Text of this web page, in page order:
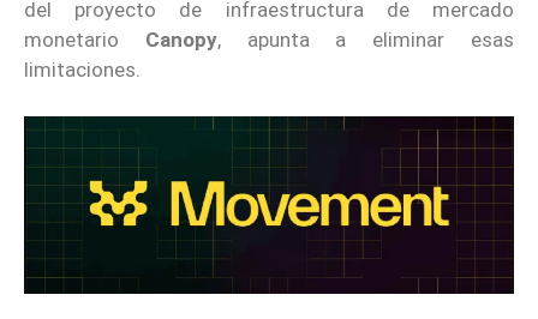
del proyecto de infraestructura de mercado
monetario Canopy, apunta a eliminar esas
limitaciones.